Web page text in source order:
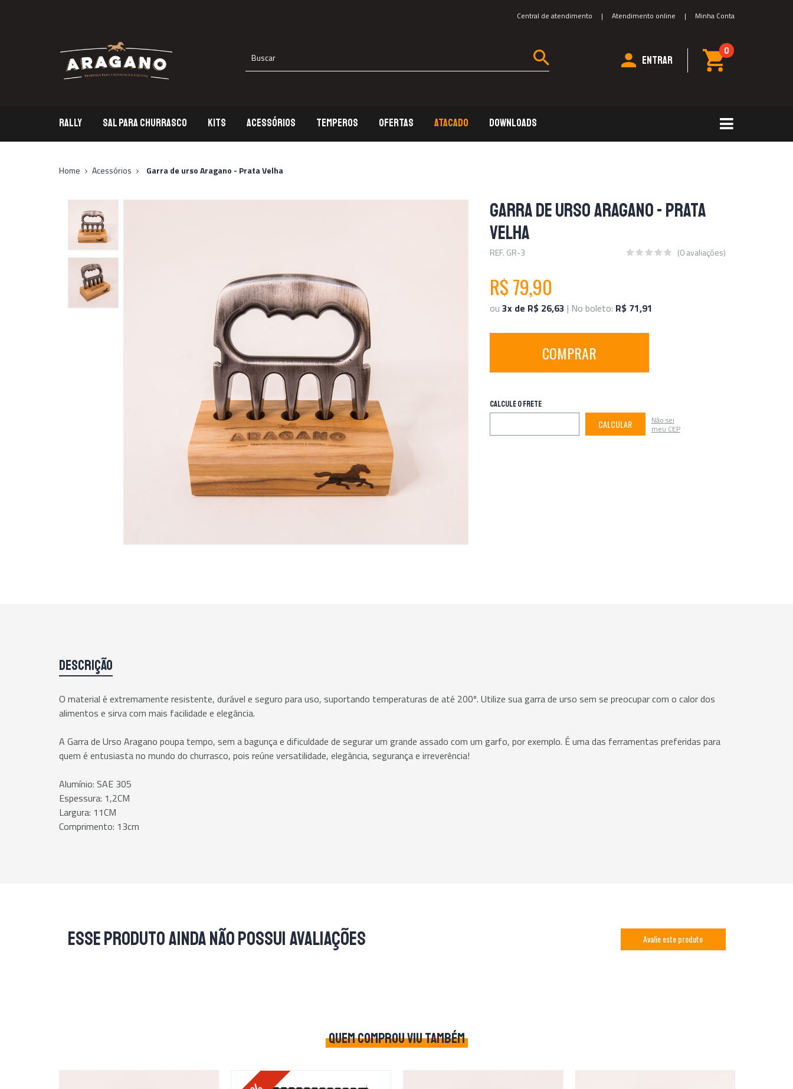
Central de atendimento | Atendimento online | Minha Conta
ENTRAR
0
RALLY SAL PARA CHURRASCO KITS ACESSÓRIOS TEMPEROS OFERTAS ATACADO DOWNLOADS
Sal de Parilla
Acessórios Ofertas
Home Acessórios Garra de urso Aragano - Prata Velha
GARRA DE URSO ARAGANO - PRATA
VELHA
REF. GR-3 (0 avaliações)
R$ 79,90
ou 3x de R$ 26,63 | No boleto: R$ 71,91
COMPRAR
CALCULE O FRETE
CALCULAR Não sei
meu CEP
DESCRIÇÃO
O material é extremamente resistente, durável e seguro para uso, suportando temperaturas de até 200º. Utilize sua garra de urso sem se preocupar com o calor dos
alimentos e sirva com mais facilidade e elegância.
A Garra de Urso Aragano poupa tempo, sem a bagunça e dificuldade de segurar um grande assado com um garfo, por exemplo. É uma das ferramentas preferidas para
quem é entusiasta no mundo do churrasco, pois reúne versatilidade, elegância, segurança e irreverência!
Alumínio: SAE 305
Espessura: 1,2CM
Largura: 11CM
Comprimento: 13cm
Esse produto ainda não possui avaliações Avalie este produto
QUEM COMPROU VIU TAMBÉM